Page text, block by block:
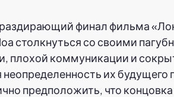
финал фильма
столкнуться со своими
плохой коммуникации и
их будущего
предположить, что концовка